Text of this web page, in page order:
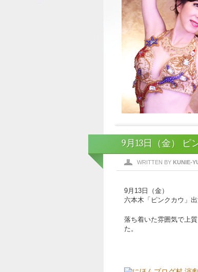
9月13日（金） ピ
WRITTEN BY KUNIE-
9月13日（金）
六本木「ピンクカウ」
落ち着いた雰囲気で上
た。